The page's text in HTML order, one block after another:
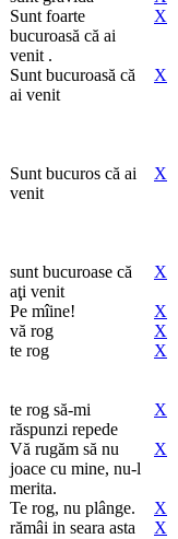
Sunt foarte
bucuroasă că ai
venit .
X
Sunt bucuroasă că
ai venit
X
Sunt bucuros că ai
venit
X
sunt bucuroase că
aţi venit
X
Pe mîine!
X
vă rog
X
te rog X
te rog să-mi
răspunzi repede
X
Vă rugăm să nu
joace cu mine, nu-l
merita.
X
Te rog, nu plânge.
X
rămâi in seara asta
X